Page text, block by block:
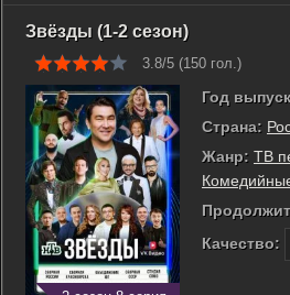
Звёзды (1-2 сезон)
3.8/5 (150 гол.)
Год
Страна:
Жанр: ТВ
Качество: